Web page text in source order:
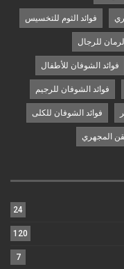
فوائد الثوم للتخسيس
للرجال
فوائد الشوفان للأطفال
فوائد الشوفان للرجيم
فوائد الشوفان للكلى
المجهري
24
120
7